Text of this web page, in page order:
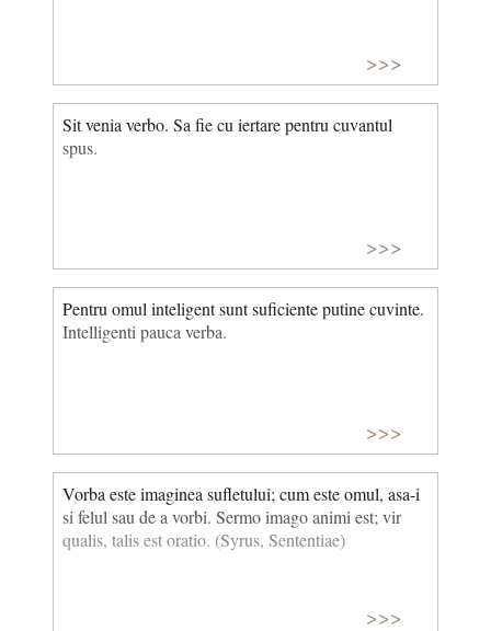
>>>
Sit venia verbo. Sa fie cu iertare pentru cuvantul
spus.
>>>
Pentru omul inteligent sunt suficiente putine cuvinte.
Intelligenti pauca verba.
>>>
Vorba este imaginea sufletului; cum este omul, asa-i
si felul sau de a vorbi. Sermo imago animi est; vir
qualis, talis est oratio. (Syrus, Sententiae)
>>>